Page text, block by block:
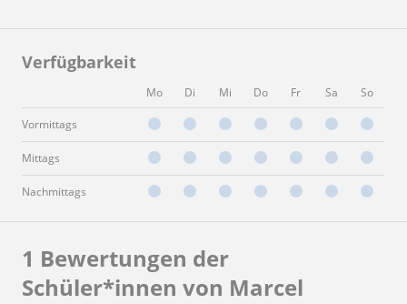
Verfügbarkeit
Mo Di Mi Do Fr Sa So
Vormittags
Mittags
Nachmittags
1 Bewertungen der
Schüler*innen von Marcel